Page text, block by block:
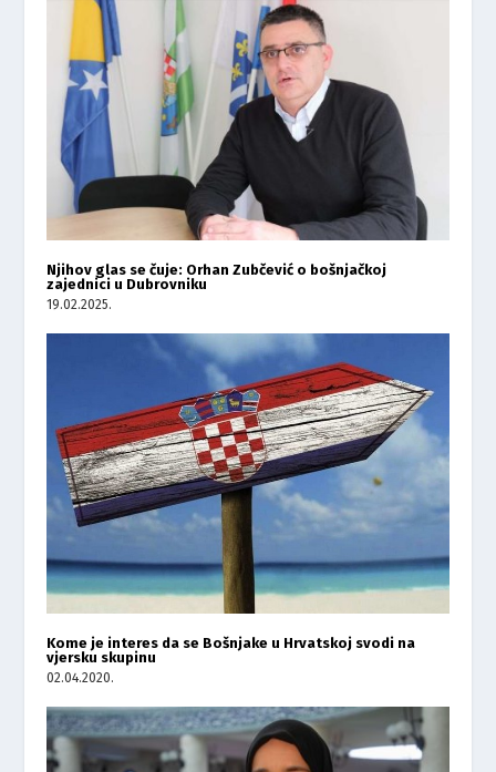
Njihov glas se čuje: Orhan Zubčević o bošnjačkoj
zajednici u Dubrovniku
19.02.2025.
Kome je interes da se Bošnjake u Hrvatskoj svodi na
vjersku skupinu
02.04.2020.